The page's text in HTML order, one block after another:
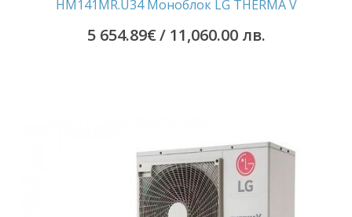
HM141MR.U34 Моноблок LG THERMA V
5 654.89€/ 11,060.00 лв.